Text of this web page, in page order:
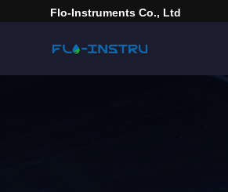
Flo-Instruments Co., Ltd